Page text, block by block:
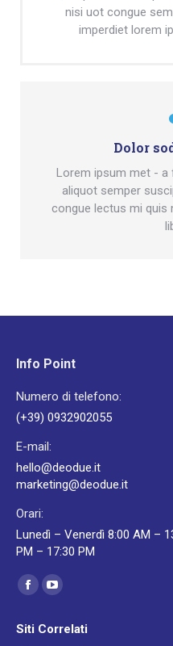
nisi uot congue
imperdiet lorem
Dolor
Lorem ipsum met - a
aliquot semper
congue lectus mi quis
Info Point
Numero di telefono:
(+39) 0932902055
E-mail:
hello@deodue.it
marketing@deodue.it
Orari:
Lunedì – Venerdì 8:00 AM –
PM – 17:30 PM
Ci puoi trovare su:
Facebook
opens
YouTube
opens
Siti Correlati